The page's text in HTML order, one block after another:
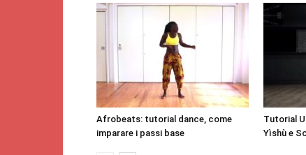
Afrobeats: tutorial dance, come
imparare i passi base
Tutorial
Yìshù e